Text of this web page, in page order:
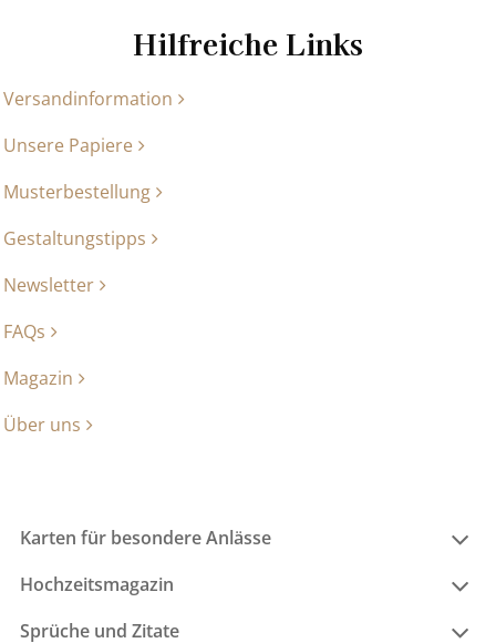
Hilfreiche Links
Versandinformation
Unsere Papiere
Musterbestellung
Gestaltungstipps
Newsletter
FAQs
Magazin
Über uns
Karten für besondere Anlässe
Hochzeitsmagazin
Sprüche und Zitate